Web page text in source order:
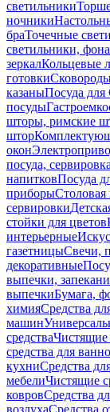
светильники
ночники
браТочечные
светильники,
зеркалКольцевые
готовки
казаныПосуда
посуды
шторы, римские
штор
окон
посуда, сервировка
напитковПосуда
приборыСтоловая
сервировки
стойки для цветов
интерьерные
газетницыСвечи,
декоративные
выпечки,
выпечкиБумага,
химияСредства
машин
средстваЧистящие
средства для
кухниСредства
мебелиЧистящие
ковровСредства
воздухаСредства